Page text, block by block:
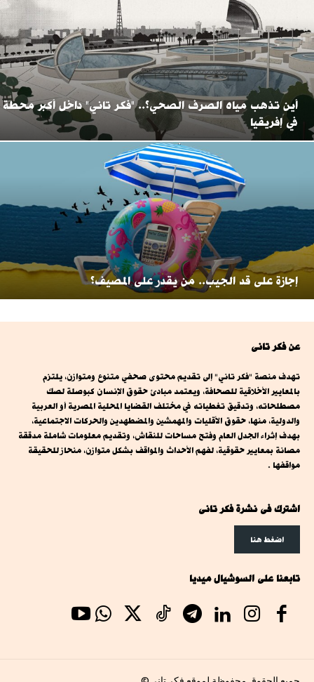
أين تذهب مياه الصرف الصحي؟.. "فكر تاني" داخل أكبر محطة
في إفريقيا
إجازة على قد الجيب.. من يقدر على المصيف؟
عن فكر تانى
تهدف منصة "فكر تاني" إلى تقديم محتوى صحفي متنوع ومتوازن، يلتزم
بالمعايير الأخلاقية للصحافة، ويعتمد مبادئ حقوق الإنسان كبوصلة لصك
مصطلحاته، وتدقيق تغطياته في مختلف القضايا المحلية المصرية أو العربية
والدولية، منها، حقوق الأقليات والمهمشين والمضطهدين والحركات الاجتماعية،
بهدف إثراء الجدل العام وفتح مساحات للنقاش، وتقديم معلومات شاملة مدققة
مصانة بمعايير حقوقية، لفهم الأحداث والمواقف بشكل متوازن، منحاز للحقيقة
مواقفها .
اشترك فى نشرة فكر تانى
اضغط هنا
تابعنا على السوشيال ميديا